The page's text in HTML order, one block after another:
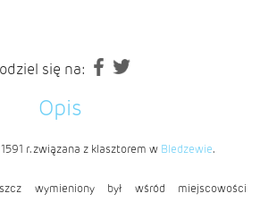
się na:
Opis
r. związana z klasztorem w Bledzewie.
wymieniony był wśród miejscowości